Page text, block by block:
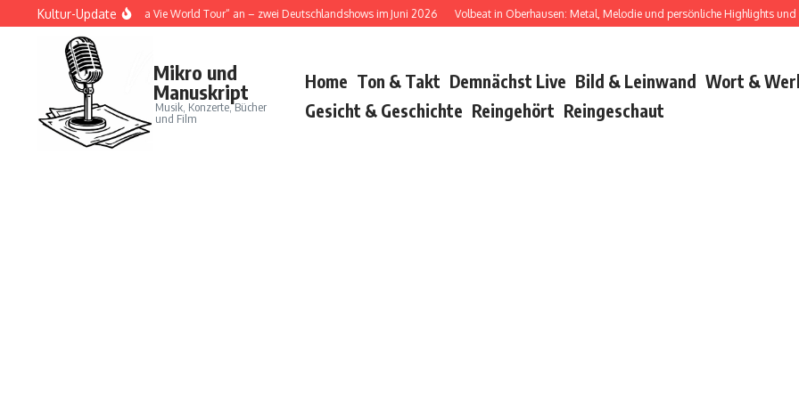
Zum Inhalt springen
Kultur-Update
Cat kündigt „Tour Ma Vie World Tour“ an – zwei Deutschlandshows im Juni 2026 Volbeat in Oberhausen: Metal, Melodie und persönliche Highlights und Bush
Mikro und
Manuskript
Musik, Konzerte, Bücher
und Film
Home Ton & Takt Demnächst Live Bild & Leinwand Wort &
Gesicht & Geschichte Reingehört Reingeschaut